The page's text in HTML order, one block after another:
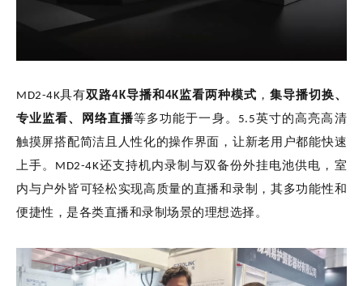
MD2-4K具有双路4K导播和4K监看两种模式 ， 集导播切换、
专业监看、网络直播等多功能于一身。5.5英寸的高亮高清
触摸屏搭配简洁且人性化的操作界面，让新老用户都能快速
上手。MD2-4K还支持机内录制与双备份外挂电池供电，室
内与户外皆可轻松实现高质量的直播和录制，其多功能性和
便捷性，是各类直播和录制场景的理想选择。